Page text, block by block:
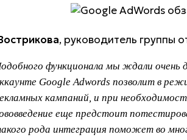
, руководитель группы
функционала мы ждали
Google Adwords позволит в
кампаний, и при
еще предстоит
рода интеграция поможет во